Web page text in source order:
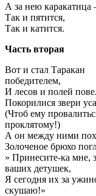
А за нею
Так и пятится,
Так и катится.
Часть вторая
Вот и стал Таракан
победителем,
И лесов и полей
Покорилися звери
(Чтоб ему
проклятому!)
А он между ними
Золоченое брюхо
» Принесите-ка мне,
ваших детушек,
Я сегодня их за
скушаю!»